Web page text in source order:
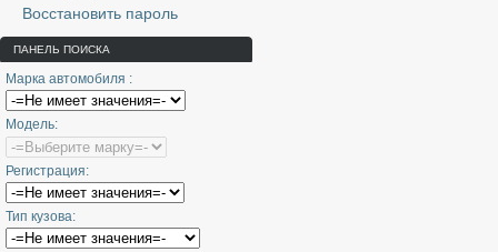
Восстановить пароль
ПАНЕЛЬ ПОИСКА
Марка автомобиля :
Модель:
Регистрация:
Тип кузова: